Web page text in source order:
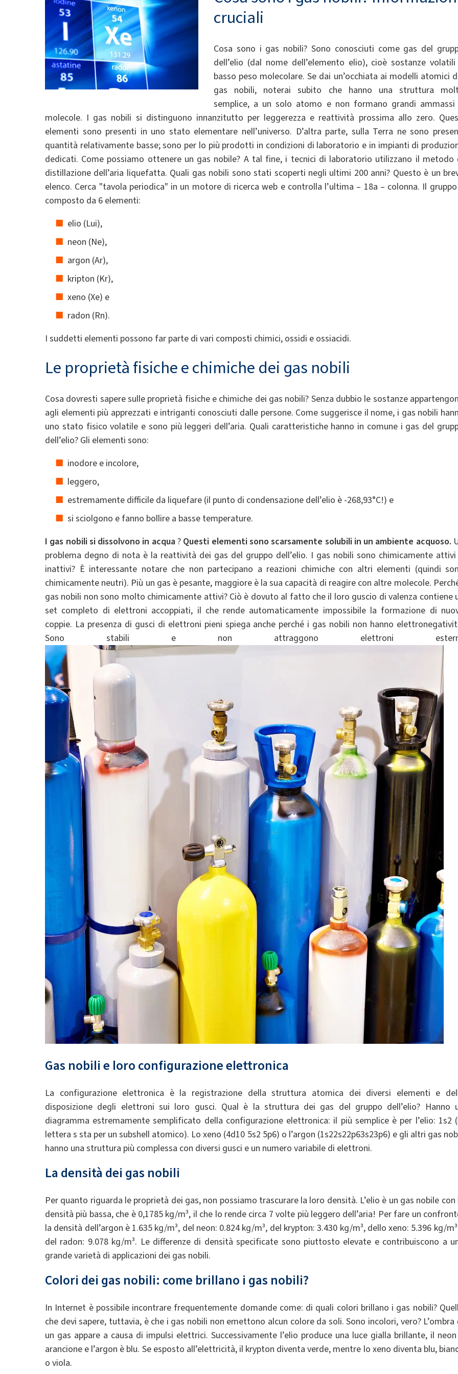
cruciali
Cosa sono i gas nobili? Sono conosciuti come gas del
dell’elio (dal nome dell’elemento elio), cioè sostanze
basso peso molecolare. Se dai un’occhiata ai modelli atomici
gas nobili, noterai subito che hanno una struttura
semplice, a un solo atomo e non formano grandi ammassi
molecole. I gas nobili si distinguono innanzitutto per leggerezza e reattività prossima allo zero.
elementi sono presenti in uno stato elementare nell’universo. D’altra parte, sulla Terra ne sono
quantità relativamente basse; sono per lo più prodotti in condizioni di laboratorio e in impianti di
dedicati. Come possiamo ottenere un gas nobile? A tal fine, i tecnici di laboratorio utilizzano il metodo
distillazione dell’aria liquefatta. Quali gas nobili sono stati scoperti negli ultimi 200 anni? Questo è un
elenco. Cerca "tavola periodica" in un motore di ricerca web e controlla l’ultima – 18a – colonna. Il
composto da 6 elementi:
elio (Lui),
neon (Ne),
argon (Ar),
kripton (Kr),
xeno (Xe) e
radon (Rn).
I suddetti elementi possono far parte di vari composti chimici, ossidi e ossiacidi.
Le proprietà fisiche e chimiche dei gas nobili
Cosa dovresti sapere sulle proprietà fisiche e chimiche dei gas nobili? Senza dubbio le sostanze
agli elementi più apprezzati e intriganti conosciuti dalle persone. Come suggerisce il nome, i gas nobili
uno stato fisico volatile e sono più leggeri dell’aria. Quali caratteristiche hanno in comune i gas del
dell’elio? Gli elementi sono:
inodore e incolore,
leggero,
estremamente difficile da liquefare (il punto di condensazione dell’elio è -268,93°C!) e
si sciolgono e fanno bollire a basse temperature.
I gas nobili si dissolvono in acqua? Questi elementi sono scarsamente solubili in un ambiente acquoso.
problema degno di nota è la reattività dei gas del gruppo dell’elio. I gas nobili sono chimicamente
inattivi? È interessante notare che non partecipano a reazioni chimiche con altri elementi (quindi
chimicamente neutri). Più un gas è pesante, maggiore è la sua capacità di reagire con altre molecole.
gas nobili non sono molto chimicamente attivi? Ciò è dovuto al fatto che il loro guscio di valenza contiene
set completo di elettroni accoppiati, il che rende automaticamente impossibile la formazione di
coppie. La presenza di gusci di elettroni pieni spiega anche perché i gas nobili non hanno
Sono stabili e non attraggono elettroni
Gas nobili e loro configurazione elettronica
La configurazione elettronica è la registrazione della struttura atomica dei diversi elementi e
disposizione degli elettroni sui loro gusci. Qual è la struttura dei gas del gruppo dell’elio? Hanno
diagramma estremamente semplificato della configurazione elettronica: il più semplice è per l’elio: 1s2
lettera s sta per un subshell atomico). Lo xeno (4d10 5s2 5p6) o l’argon (1s22s22p63s23p6) e gli altri gas
hanno una struttura più complessa con diversi gusci e un numero variabile di elettroni.
La densità dei gas nobili
Per quanto riguarda le proprietà dei gas, non possiamo trascurare la loro densità. L’elio è un gas nobile con
densità più bassa, che è 0,1785 kg/m³, il che lo rende circa 7 volte più leggero dell’aria! Per fare un
la densità dell’argon è 1.635 kg/m³, del neon: 0.824 kg/m³, del krypton: 3.430 kg/m³, dello xeno: 5.396 kg/
del radon: 9.078 kg/m³. Le differenze di densità specificate sono piuttosto elevate e contribuiscono a
grande varietà di applicazioni dei gas nobili.
Colori dei gas nobili: come brillano i gas nobili?
In Internet è possibile incontrare frequentemente domande come: di quali colori brillano i gas nobili?
che devi sapere, tuttavia, è che i gas nobili non emettono alcun colore da soli. Sono incolori, vero? L’ombra
un gas appare a causa di impulsi elettrici. Successivamente l’elio produce una luce gialla brillante, il
arancione e l’argon è blu. Se esposto all’elettricità, il krypton diventa verde, mentre lo xeno diventa blu,
o viola.